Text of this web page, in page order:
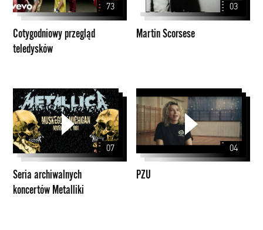
73
Cotygodniowy przegląd
teledysków
03
Martin Scorsese
Seria
archiwalnych
koncertów
Metalliki
07
Seria archiwalnych
koncertów Metalliki
PZU
04
PZU